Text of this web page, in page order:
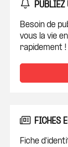
PUBLIEZ
Besoin de
vous la vie
rapidement !
FICHES
Fiche